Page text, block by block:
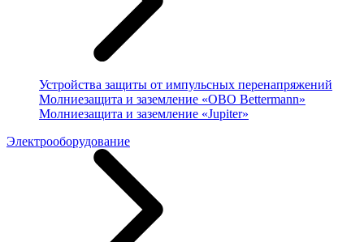
Устройства защиты от импульсных перенапряжений
Молниезащита и заземление «OBO Bettermann»
Молниезащита и заземление «Jupiter»
Электрооборудование